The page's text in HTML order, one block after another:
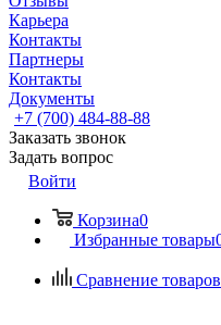
Карьера
Контакты
Партнеры
Контакты
Документы
+7 (700) 484-88-88
Заказать звонок
Задать вопрос
Войти
Корзина0
Избранные товары
Сравнение товаров